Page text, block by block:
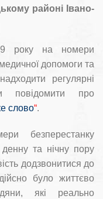
районі Івано-
року на номери
медичної допомоги та
регулярні
повідомити про
слово“.
безперестанку
та нічну пору
додзвонитися до
було життєво
які реально